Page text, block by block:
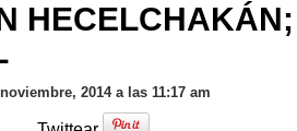
2014 a las 11:17 am